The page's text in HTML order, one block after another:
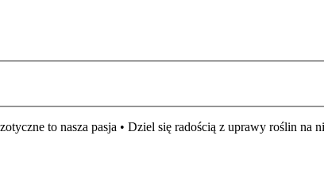
to nasza pasja • Dziel się radością z uprawy roślin na